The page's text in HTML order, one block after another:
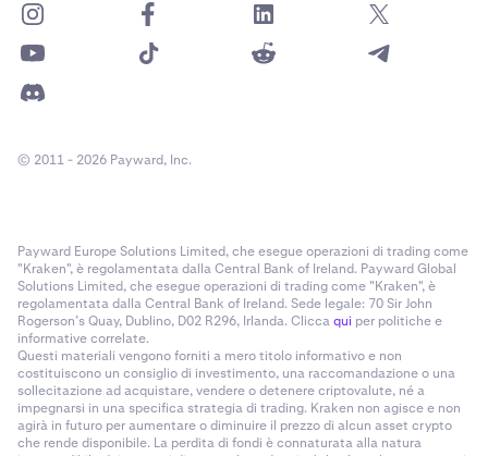
© 2011 - 2026 Payward, Inc.
Payward Europe Solutions Limited, che esegue operazioni di trading come
"Kraken", è regolamentata dalla Central Bank of Ireland. Payward Global
Solutions Limited, che esegue operazioni di trading come "Kraken", è
regolamentata dalla Central Bank of Ireland. Sede legale: 70 Sir John
Rogerson’s Quay, Dublino, D02 R296, Irlanda. Cliccaqui per politiche e
informative correlate.
Questi materiali vengono forniti a mero titolo informativo e non
costituiscono un consiglio di investimento, una raccomandazione o una
sollecitazione ad acquistare, vendere o detenere criptovalute, né a
impegnarsi in una specifica strategia di trading. Kraken non agisce e non
agirà in futuro per aumentare o diminuire il prezzo di alcun asset crypto
che rende disponibile. La perdita di fondi è connaturata alla natura